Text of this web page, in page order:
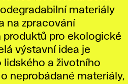
materiály
na zpracování
pro ekologické
výstavní idea je
lidského a životního
neprobádané materiály,